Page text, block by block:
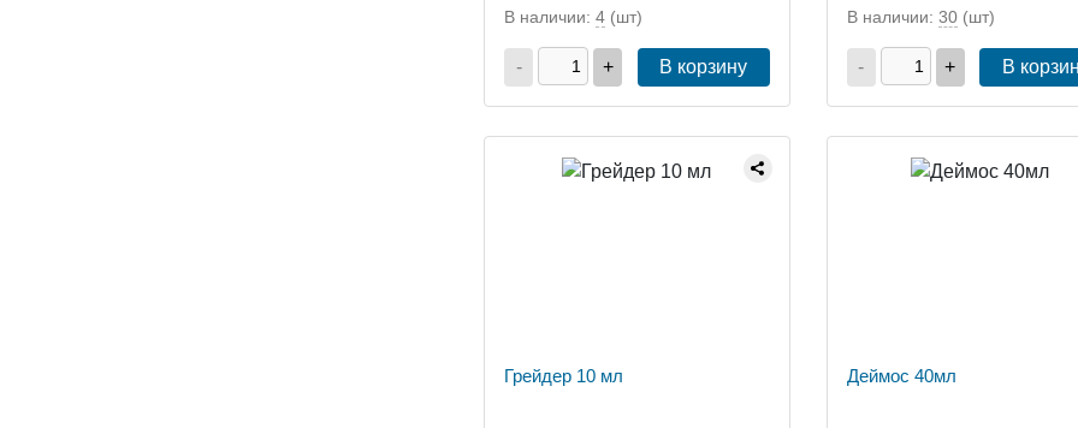
В наличии: 4 (шт)
- + В корзину
В наличии: 30(шт)
- + В
Грейдер 10 мл Деймос 40мл